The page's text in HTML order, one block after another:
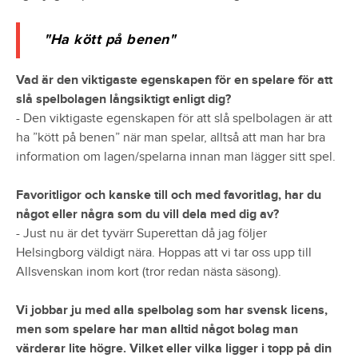
"Ha kött på benen"
Vad är den viktigaste egenskapen för en spelare för att
slå spelbolagen långsiktigt enligt dig?
- Den viktigaste egenskapen för att slå spelbolagen är att
ha ”kött på benen” när man spelar, alltså att man har bra
information om lagen/spelarna innan man lägger sitt spel.
Favoritligor och kanske till och med favoritlag, har du
något eller några som du vill dela med dig av?
- Just nu är det tyvärr Superettan då jag följer
Helsingborg väldigt nära. Hoppas att vi tar oss upp till
Allsvenskan inom kort (tror redan nästa säsong).
Vi jobbar ju med alla spelbolag som har svensk licens,
men som spelare har man alltid något bolag man
värderar lite högre. Vilket eller vilka ligger i topp på din